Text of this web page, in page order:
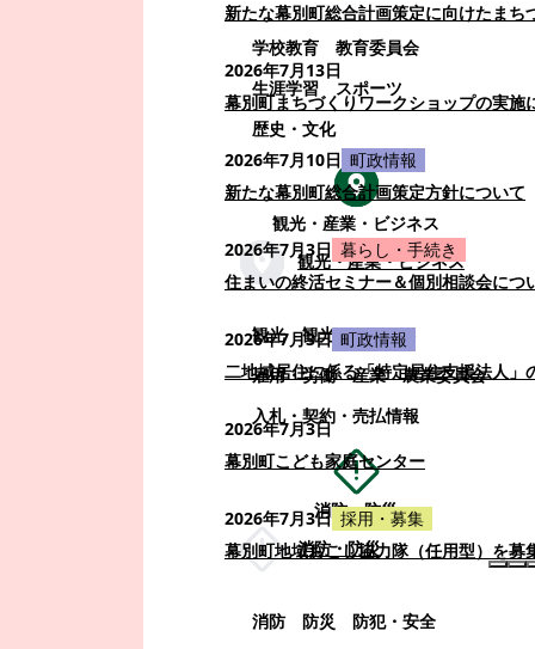
学校教育
教育委員会
生涯学習
スポーツ
歴史・文化
観光・産業・ビジネス
観光・産業・ビジネス
観光
観光・イベント
雇用・労働
産業
農業委員会
入札・契約・売払情報
消防・防災
消防・防災
消防 防災 防犯・安全
新たな幕別町総合計画策定に向けたまち
2026年7月13日
幕別町まちづくりワークショップの実施
2026年7月10日 町政情報
新たな幕別町総合計画策定方針について
2026年7月3日 暮らし・手続き
住まいの終活セミナー＆個別相談会につ
2026年7月3日 町政情報
二地域居住に係る「特定居住支援法人」
2026年7月3日
幕別町こども家庭センター
2026年7月3日 採用・募集
幕別町地域おこし協力隊（任用型）を募